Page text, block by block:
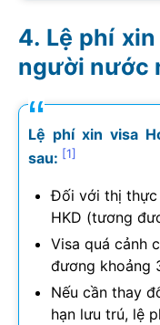
Lệ phí
người nước
Lệ phí xin visa
sau: [1]
Đối với thị thực
HKD (tương
Visa quá cảnh
đương khoảng
Nếu cần thay
hạn lưu trú, lệ